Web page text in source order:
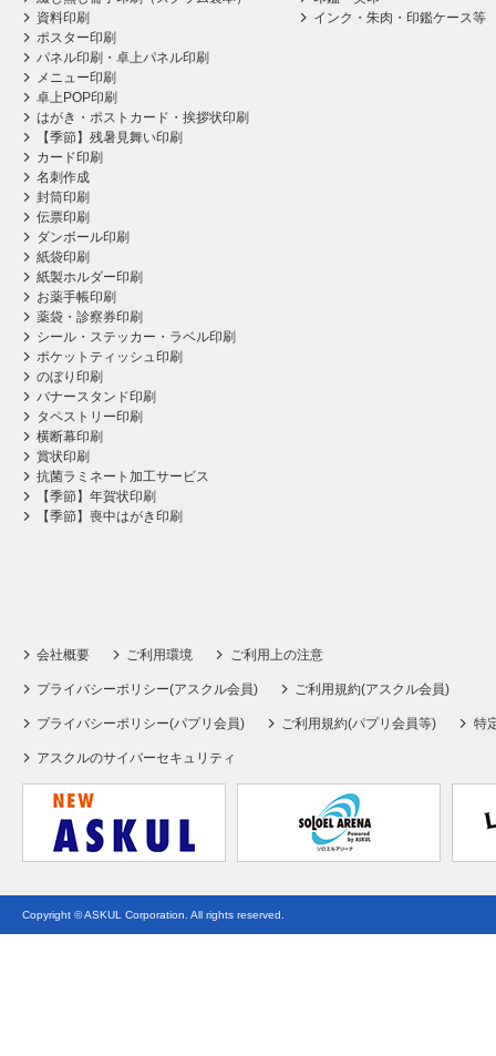
資料印刷
ポスター印刷
パネル印刷・卓上パネル印刷
メニュー印刷
卓上POP印刷
はがき・ポストカード・挨拶状印刷
【季節】残暑見舞い印刷
カード印刷
名刺作成
封筒印刷
伝票印刷
ダンボール印刷
紙袋印刷
紙製ホルダー印刷
お薬手帳印刷
薬袋・診察券印刷
シール・ステッカー・ラベル印刷
ポケットティッシュ印刷
のぼり印刷
バナースタンド印刷
タペストリー印刷
横断幕印刷
賞状印刷
抗菌ラミネート加工サービス
【季節】年賀状印刷
【季節】喪中はがき印刷
インク・朱肉・印鑑ケース等
会社概要 ご利用環境 ご利用上の注意
プライバシーポリシー(アスクル会員) ご利用規約(アスクル会員)
プライバシーポリシー(パプリ会員) ご利用規約(パプリ会員等) 特
アスクルのサイバーセキュリティ
Copyright © ASKUL Corporation. All rights reserved.